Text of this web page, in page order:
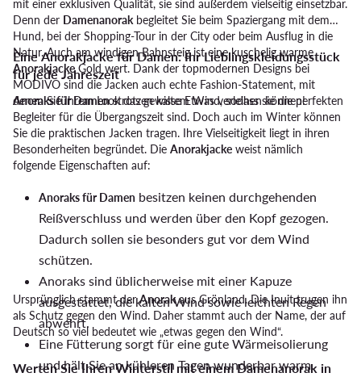
mit einer exklusiven Qualität, sie sind außerdem vielseitig einsetzbar.
Denn der Damenanorak begleitet Sie beim Spaziergang mit dem
Hund, bei der Shopping-Tour in der City oder beim Ausflug in die
Natur. Auch am windigen Bahnsteig ist eine kuschelig warme
AnorakjackeGold wert. Dank der topmodernen Designs bei
MODIVO sind die Jacken auch echte Fashion-Statement, mit
denen Sie Ihrem Look das gewisse Etwas verleihen können!
Eine Anorakjacke für Damen: Ihr Lieblingskleidungsstück
für jede Jahreszeit
Anoraks für Damenstrotzen kaltem Wind, sodass sie die perfekten
Begleiter für die Übergangszeit sind. Doch auch im Winter können
Sie die praktischen Jacken tragen. Ihre Vielseitigkeit liegt in ihren
Besonderheiten begründet. Die Anorakjacke weist nämlich
folgende Eigenschaften auf:
Anoraks für Damen besitzen keinen durchgehenden
Reißverschluss und werden über den Kopf gezogen.
Dadurch sollen sie besonders gut vor dem Wind
schützen.
Anoraks sind üblicherweise mit einer Kapuze
ausgestattet, die kalten Wind sowie leichten Regen
abwehrt.
Eine Fütterung sorgt für eine gute Wärmeisolierung
und hält Sie an kühleren Tagen wunderbar warm.
Ursprünglich stammt derAnorakaus Grönland. Die Inuit trugen ihn
als Schutz gegen den Wind. Daher stammt auch der Name, der auf
Deutsch so viel bedeutet wie „etwas gegen den Wind“.
Werten Sie Ihren Winterstil mit einem Damenanorak in